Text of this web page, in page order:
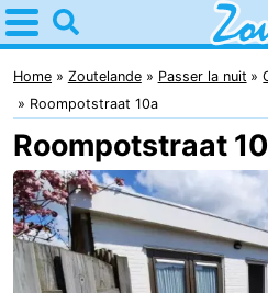
Home
Zoutelande
Astuces
Avec
les
enfants
Webcam
Webcam
Home Zoutelande Passer la nuit
Roompotstraat 10a
Roompotstraat